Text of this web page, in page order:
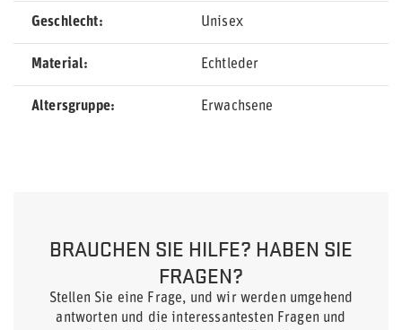
Geschlecht Unisex
Material Echtleder
Altersgruppe Erwachsene
BRAUCHEN SIE HILFE? HABEN SIE
FRAGEN?
Stellen Sie eine Frage, und wir werden umgehend
antworten und die interessantesten Fragen und